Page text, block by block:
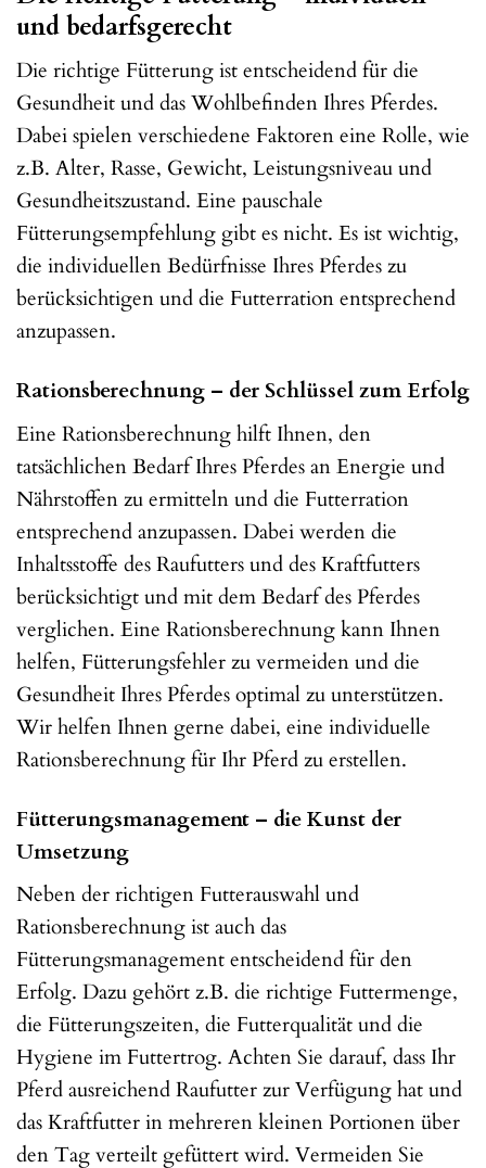
und bedarfsgerecht
Die richtige Fütterung ist entscheidend für die
Gesundheit und das Wohlbefinden Ihres Pferdes.
Dabei spielen verschiedene Faktoren eine Rolle, wie
z.B. Alter, Rasse, Gewicht, Leistungsniveau und
Gesundheitszustand. Eine pauschale
Fütterungsempfehlung gibt es nicht. Es ist wichtig,
die individuellen Bedürfnisse Ihres Pferdes zu
berücksichtigen und die Futterration entsprechend
anzupassen.
Rationsberechnung – der Schlüssel zum Erfolg
Eine Rationsberechnung hilft Ihnen, den
tatsächlichen Bedarf Ihres Pferdes an Energie und
Nährstoffen zu ermitteln und die Futterration
entsprechend anzupassen. Dabei werden die
Inhaltsstoffe des Raufutters und des Kraftfutters
berücksichtigt und mit dem Bedarf des Pferdes
verglichen. Eine Rationsberechnung kann Ihnen
helfen, Fütterungsfehler zu vermeiden und die
Gesundheit Ihres Pferdes optimal zu unterstützen.
Wir helfen Ihnen gerne dabei, eine individuelle
Rationsberechnung für Ihr Pferd zu erstellen.
Fütterungsmanagement – die Kunst der
Umsetzung
Neben der richtigen Futterauswahl und
Rationsberechnung ist auch das
Fütterungsmanagement entscheidend für den
Erfolg. Dazu gehört z.B. die richtige Futtermenge,
die Fütterungszeiten, die Futterqualität und die
Hygiene im Futtertrog. Achten Sie darauf, dass Ihr
Pferd ausreichend Raufutter zur Verfügung hat und
das Kraftfutter in mehreren kleinen Portionen über
den Tag verteilt gefüttert wird. Vermeiden Sie